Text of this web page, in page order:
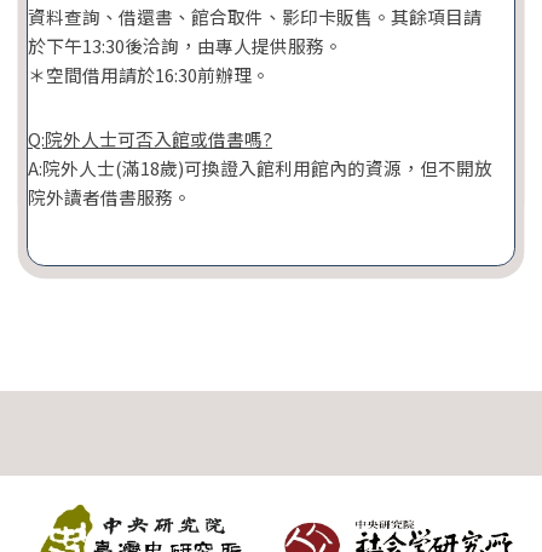
資料查詢、借還書、館合取件、影印卡販售。其餘項目請
於下午13:30後洽詢，由專人提供服務。
＊空間借用請於16:30前辦理。
Q:院外人士可否入館或借書嗎?
A:院外人士(滿18歲)可換證入館利用館內的資源，但不開放
院外讀者借書服務。